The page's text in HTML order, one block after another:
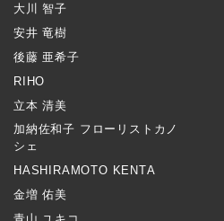
大川 智子
安井 竜樹
後藤 亜希子
RIHO
立本 清美
加納佐和子 フローリストカノ
シェ
HASHIRAMOTO KENTA
金増 佑美